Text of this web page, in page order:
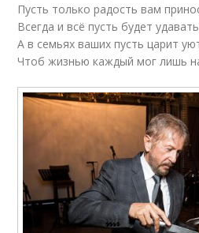
Пусть только радость вам
Всегда и всё пусть будет
А в семьях ваших пусть царит
Чтоб жизнью каждый мог лишь